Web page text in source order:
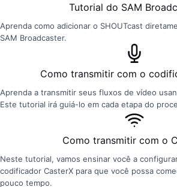
Tutorial do SAM
Aprenda como adicionar o SHOUTcast
SAM Broadcaster.
Como transmitir com o
Aprenda a transmitir seus fluxos de vídeo
Este tutorial irá guiá-lo em cada etapa do
Como transmitir com o
Neste tutorial, vamos ensinar você a
codificador CasterX para que você possa
pouco tempo.